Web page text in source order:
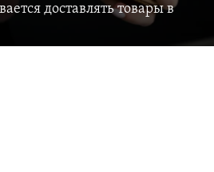
доставлять товары в